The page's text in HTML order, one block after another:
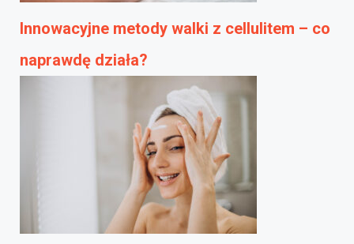
Innowacyjne metody walki z cellulitem – co
naprawdę działa?